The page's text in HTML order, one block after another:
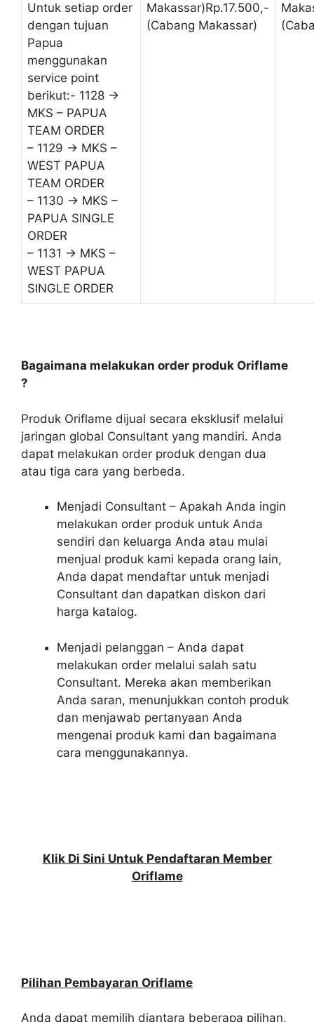
Untuk setiap order
dengan tujuan
Papua
menggunakan
service point
berikut:- 1128 ->
MKS – PAPUA
TEAM ORDER
– 1129 -> MKS –
WEST PAPUA
TEAM ORDER
– 1130 -> MKS –
PAPUA SINGLE
ORDER
– 1131 -> MKS –
WEST PAPUA
SINGLE ORDER
Makassar)Rp.17.500,-
(Cabang Makassar)
Bagaimana melakukan order produk Oriflame
?
Produk Oriflame dijual secara eksklusif melalui
jaringan global Consultant yang mandiri. Anda
dapat melakukan order produk dengan dua
atau tiga cara yang berbeda.
Menjadi Consultant – Apakah Anda ingin
melakukan order produk untuk Anda
sendiri dan keluarga Anda atau mulai
menjual produk kami kepada orang lain,
Anda dapat mendaftar untuk menjadi
Consultant dan dapatkan diskon dari
harga katalog.
Menjadi pelanggan – Anda dapat
melakukan order melalui salah satu
Consultant. Mereka akan memberikan
Anda saran, menunjukkan contoh produk
dan menjawab pertanyaan Anda
mengenai produk kami dan bagaimana
cara menggunakannya.
Klik Di Sini Untuk Pendaftaran Member
Oriflame
Pilihan Pembayaran Oriflame
Anda dapat memilih diantara beberapa pilihan,